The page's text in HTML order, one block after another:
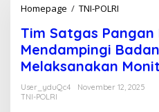
Homepage / TNI-POLRI
m
S
a
g
Tim Satgas
Mendampingi
Melaksanakan
User_yduQc4
November 12, 2025
TNI-POLRI